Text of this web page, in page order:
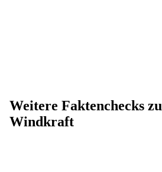
Weitere Faktenchecks
Windkraft